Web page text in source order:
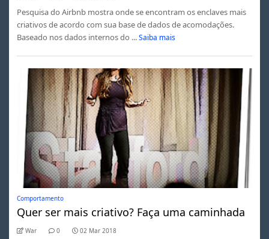
Pesquisa do Airbnb mostra onde se encontram os enclaves mais
criativos de acordo com sua base de dados de acomodações.
Baseado nos dados internos do ... Saiba mais
Comportamento
Quer ser mais criativo? Faça uma caminhada
War 0 02 Mar 2018